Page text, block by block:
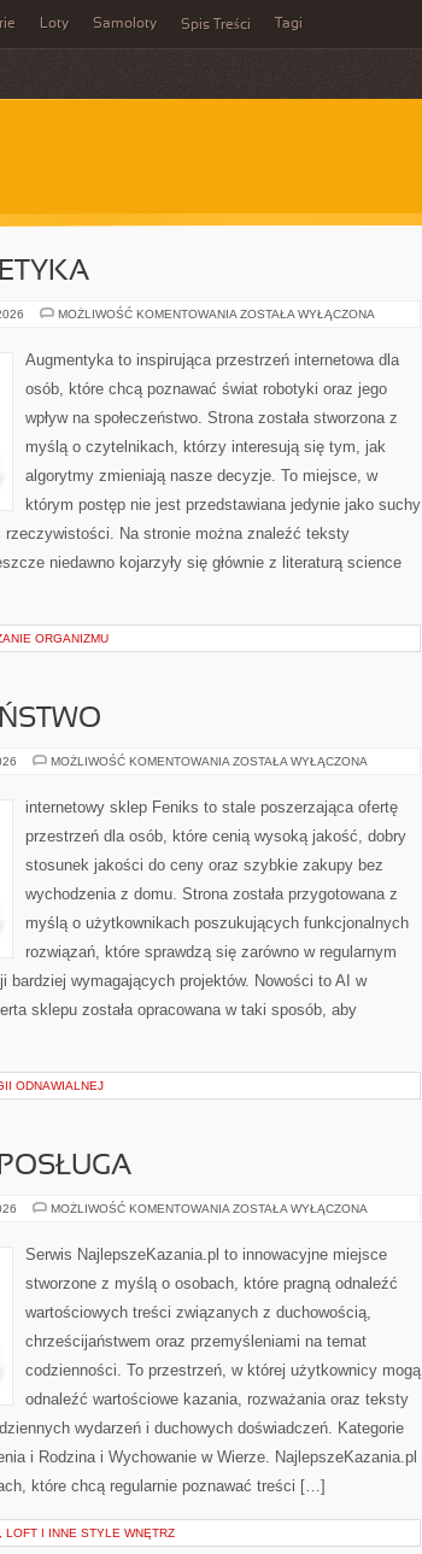
Loty Samoloty Spis Treści Tagi
MOŻLIWOŚĆ KOMENTOWANIA TECHNOLOGIA
ZOSTAŁA WYŁĄCZONA
Augmentyka to inspirująca przestrzeń internetowa dla
osób, które chcą poznawać świat robotyki oraz jego
wpływ na społeczeństwo. Strona została stworzona z
myślą o czytelnikach, którzy interesują się tym, jak
algorytmy zmieniają nasze decyzje. To miejsce, w
którym postęp nie jest przedstawiana jedynie jako suchy
Na stronie można znaleźć teksty
niedawno kojarzyły się głównie z literaturą science
ORGANIZMU
MOŻLIWOŚĆ KOMENTOWANIA CYBERBEZPIECZEŃSTWO
ZOSTAŁA WYŁĄCZONA
internetowy sklep Feniks to stale poszerzająca ofertę
przestrzeń dla osób, które cenią wysoką jakość, dobry
stosunek jakości do ceny oraz szybkie zakupy bez
wychodzenia z domu. Strona została przygotowana z
myślą o użytkownikach poszukujących funkcjonalnych
rozwiązań, które sprawdzą się zarówno w regularnym
bardziej wymagających projektów. Nowości to AI w
sklepu została opracowana w taki sposób, aby
ODNAWIALNEJ
MOŻLIWOŚĆ KOMENTOWANIA DUCHOWNI
POSŁUGA
ZOSTAŁA WYŁĄCZONA
Serwis NajlepszeKazania.pl to innowacyjne miejsce
stworzone z myślą o osobach, które pragną odnaleźć
wartościowych treści związanych z duchowością,
chrześcijaństwem oraz przemyśleniami na temat
codzienności. To przestrzeń, w której użytkownicy mogą
odnaleźć wartościowe kazania, rozważania oraz teksty
wydarzeń i duchowych doświadczeń. Kategorie
i Rodzina i Wychowanie w Wierze. NajlepszeKazania.pl
które chcą regularnie poznawać treści […]
LOFT I INNE STYLE WNĘTRZ